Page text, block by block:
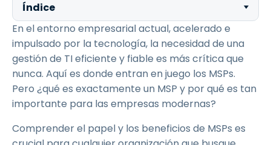
Índice
En el entorno empresarial actual, acelerado e
impulsado por la tecnología, la necesidad de una
gestión de TI eficiente y fiable es más crítica que
nunca. Aquí es donde entran en juego los MSPs.
Pero ¿qué es exactamente un MSP y por qué es tan
importante para las empresas modernas?
Comprender el papel y los beneficios de MSPs es